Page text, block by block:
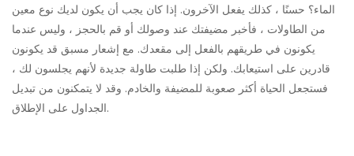
الماء؟ حسنًا ، كذلك يفعل الآخرون. إذا كان يجب أن يكون لديك نوع معين
من الطاولات ، فأخبر مضيفتك عند وصولك أو قم بالحجز ، وليس عندما
يكونون في طريقهم بالفعل إلى مقعدك. مع إشعار مسبق قد يكونون
قادرين على استيعابك. ولكن إذا طلبت طاولة جديدة لأنهم يجلسون لك ،
فستجعل الحياة أكثر صعوبة للمضيفة والخادم. وقد لا يتمكنون من تبديل
الجداول على الإطلاق.